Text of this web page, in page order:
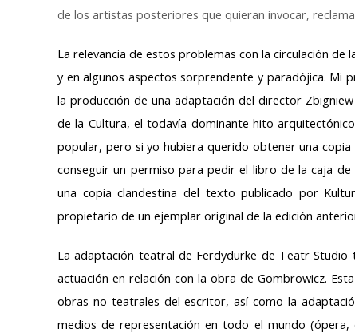
de los artistas posteriores que quieran invocar,
La relevancia de estos problemas con la circulación
y en algunos aspectos sorprendente y paradójica. Mi
la producción de una adaptación del director
de la Cultura, el todavía dominante hito
popular, pero si yo hubiera querido obtener una
conseguir un permiso para pedir el libro de la caja
una copia clandestina del texto publicado por
propietario de un ejemplar original de la edición
La adaptación teatral de Ferdydurke de Teatr
actuación en relación con la obra de Gombrowicz.
obras no teatrales del escritor, así como la
medios de representación en todo el mundo